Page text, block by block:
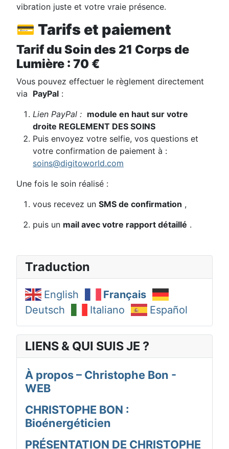
vibration juste et votre vraie présence.
💳 Tarifs et paiement
Tarif du Soin des 21 Corps de
Lumière : 70 €
Vous pouvez effectuer le règlement directement
via PayPal :
Lien PayPal : module en haut sur votre
droite REGLEMENT DES SOINS
Puis envoyez votre selfie, vos questions et
votre confirmation de paiement à :
soins@digitoworld.com
Une fois le soin réalisé :
vous recevez un SMS de confirmation ,
puis un mail avec votre rapport détaillé .
Traduction
English
Français
Deutsch
Italiano Español
LIENS & QUI SUIS JE ?
À propos – Christophe Bon -
WEB
CHRISTOPHE BON :
Bioénergéticien
PRÉSENTATION DE CHRISTOPHE